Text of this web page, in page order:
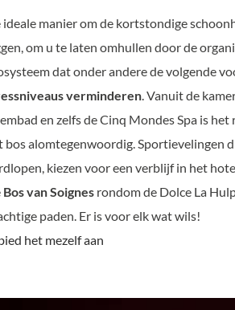
ideale manier om de kortstondige
om u te laten omhullen door de
dat onder andere de volgende
verminderen. Vanuit de
en zelfs de Cinq Mondes Spa is
bos alomtegenwoordig. Sportievelingen
kiezen voor een verblijf in het
Bos van Soignes rondom de Dolce La
paden. Er is voor elk wat wils!
het mezelf aan